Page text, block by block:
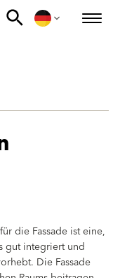
die Fassade ist eine,
gut integriert und
Die Fassade